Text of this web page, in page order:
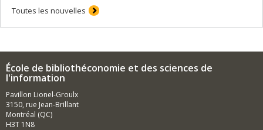
Toutes les nouvelles
École de bibliothéconomie et des sciences de
l'information
Pavillon Lionel-Groulx
3150, rue Jean-Brillant
Montréal (QC)
H3T 1N8